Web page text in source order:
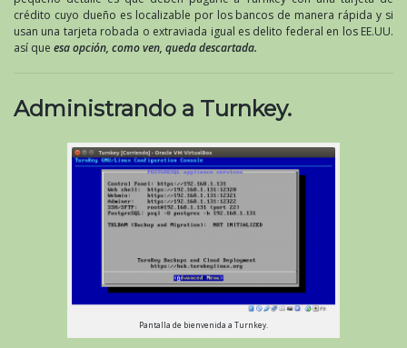
crédito cuyo dueño es localizable por los bancos de manera rápida y si
usan una tarjeta robada o extraviada igual es delito federal en los EE.UU.
así que esa opción, como ven, queda descartada.
Administrando a Turnkey.
Pantalla de bienvenida a Turnkey.